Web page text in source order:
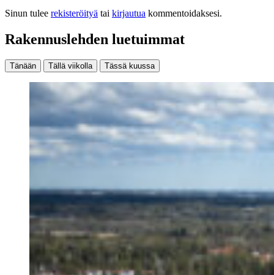
Sinun tulee rekisteröityä tai kirjautua kommentoidaksesi.
Rakennuslehden luetuimmat
Tänään Tällä viikolla Tässä kuussa